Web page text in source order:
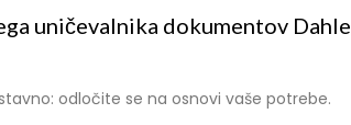
uničevalnika dokumentov Dahle
odločite se na osnovi vaše potrebe.